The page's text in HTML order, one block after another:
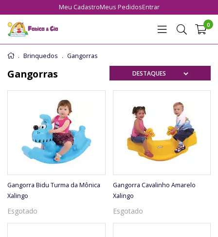
Meu CadastroMeus PedidosEntrar
0
Brinquedos Gangorras
Gangorras
Gangorra Bidu Turma da Mônica
Xalingo
Esgotado
Gangorra Cavalinho Amarelo
Xalingo
Esgotado